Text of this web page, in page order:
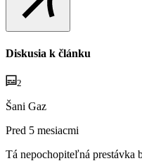
Diskusia k článku
2
Šani Gaz
Pred 5 mesiacmi
Tá nepochopiteľná prestávka